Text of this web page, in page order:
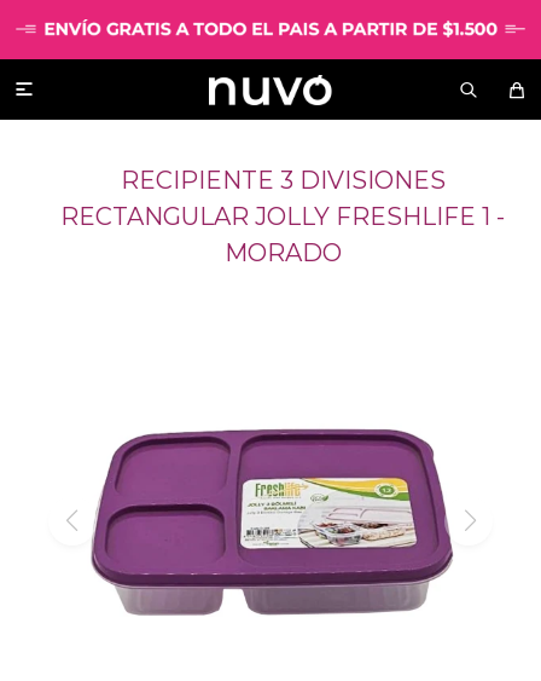

RECIPIENTE 3 DIVISIONES
RECTANGULAR JOLLY FRESHLIFE 1 -
MORADO